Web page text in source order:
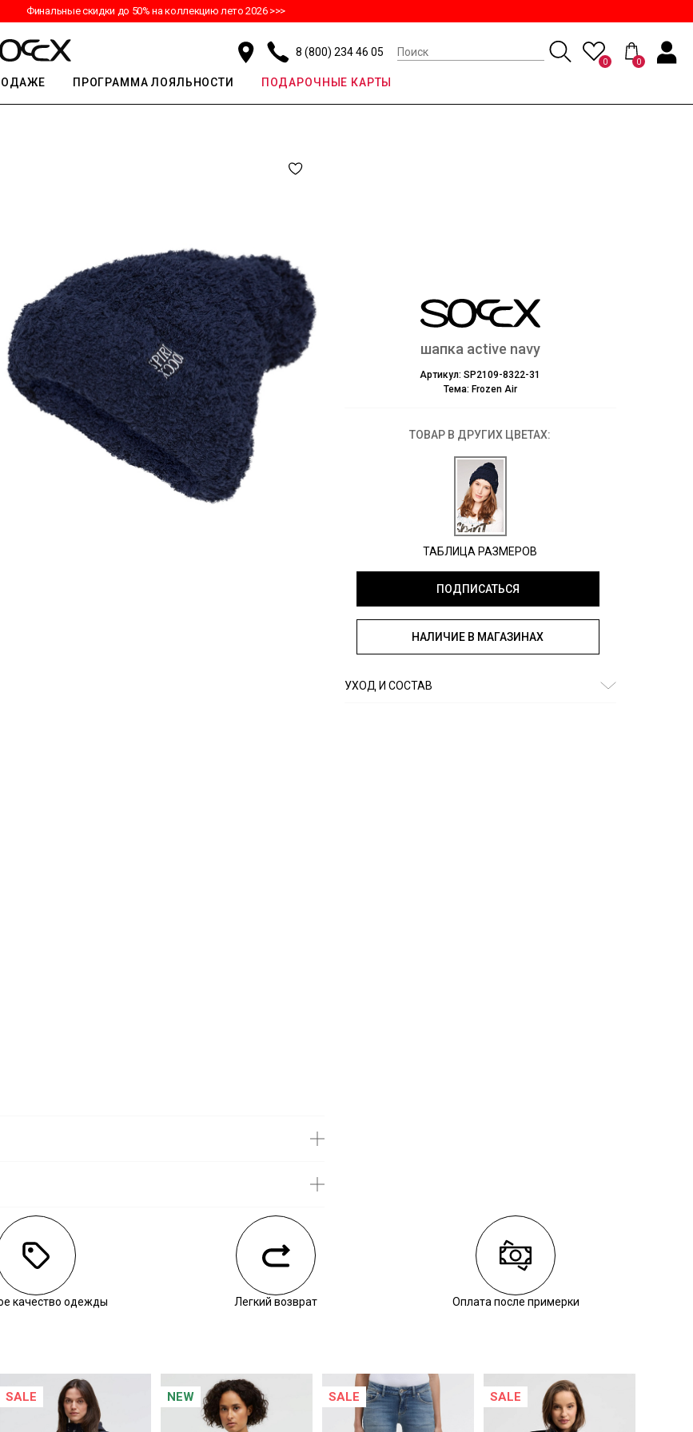
Финальные скидки до 50% на коллекцию лето 2026 >>>
8 (800) 234 46 05
0 0
ПРОГРАММА ЛОЯЛЬНОСТИ ПОДАРОЧНЫЕ КАРТЫ
шапка active navy
Артикул: SP2109-8322-31
Тема: Frozen Air
ТОВАР В ДРУГИХ ЦВЕТАХ:
ТАБЛИЦА РАЗМЕРОВ
ПОДПИСАТЬСЯ
НАЛИЧИЕ В МАГАЗИНАХ
УХОД И СОСТАВ
качество одежды Легкий возврат Оплата после примерки
SALE NEW SALE SALE